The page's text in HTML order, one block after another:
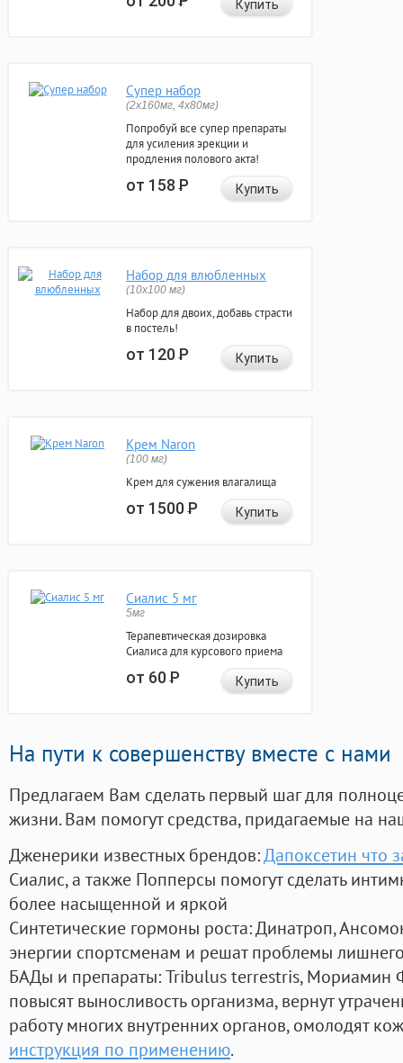
Купить
Супер набор
(2х160мг, 4х80мг)
Попробуй все супер препараты
для усиления эрекции и
продления полового акта!
от 158Р Купить
Набор для влюбленных
(10х100 мг)
Набор для двоих, добавь страсти
в постель!
от 120Р Купить
Крем Naron
(100 мг)
Крем для сужения влагалища
от 1500Р Купить
Сиалис 5 мг
5мг
Терапевтическая дозировка
Сиалиса для курсового приема
от 60Р Купить
На пути к совершенству вместе с нами
Предлагаем Вам сделать первый шаг для
жизни. Вам помогут средства, придагаемые на
Дженерики известных брендов:Дапоксетин что
Сиалис, а также Попперсы помогут сделать
более насыщенной и яркой
Синтетические гормоны роста: Динатроп,
энергии спортсменам и решат проблемы
БАДы и препараты:Tribulus terrestris, Мориамин
повысят выносливость организма, вернут
работу многих внутренних органов, омолодят
инструкция по применению.